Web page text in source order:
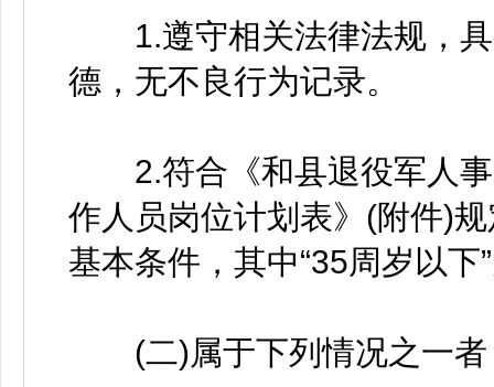
1.遵守相关法律法规，具
德，无不良行为记录。
2.符合《和县退役军人事
作人员岗位计划表》(附件)
基本条件，其中“35周岁以下
(二)属于下列情况之一者